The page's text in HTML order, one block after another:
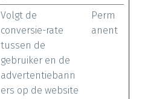
Volgt de
conversie-rate
tussen de
gebruiker en de
advertentiebann
ers op de website
Perm
anent